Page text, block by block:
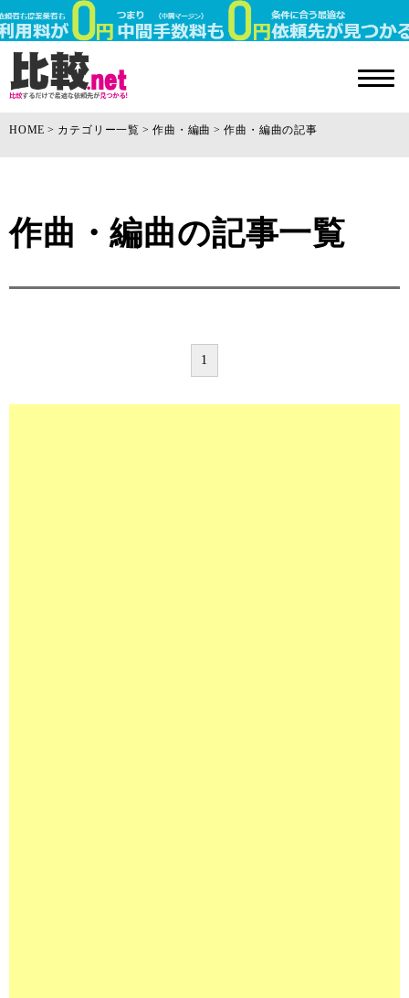
HOME カテゴリー一覧 作曲・編曲 作曲・編曲の記事
作曲・編曲の記事一覧
1